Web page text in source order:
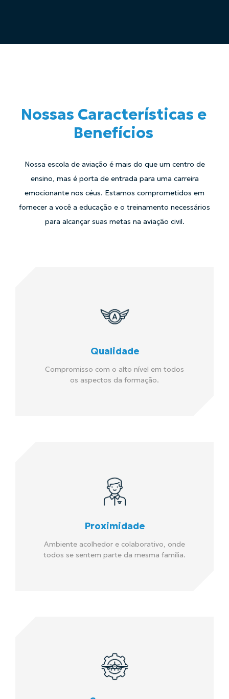
Nossas Características e
Benefícios
Nossa escola de aviação é mais do que um centro de
ensino, mas é porta de entrada para uma carreira
emocionante nos céus. Estamos comprometidos em
fornecer a você a educação e o treinamento necessários
para alcançar suas metas na aviação civil.
Qualidade
Compromisso com o alto nível em todos
os aspectos da formação.
Proximidade
Ambiente acolhedor e colaborativo, onde
todos se sentem parte da mesma família.